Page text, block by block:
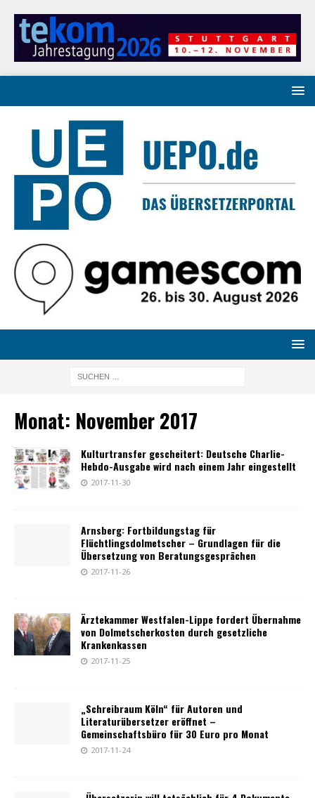
Monat: November 2017
Kulturtransfer gescheitert: Deutsche Charlie-
Hebdo-Ausgabe wird nach einem Jahr eingestellt
2017-11-30
Arnsberg: Fortbildungstag für
Flüchtlingsdolmetscher – Grundlagen für die
Übersetzung von Beratungsgesprächen
2017-11-26
Ärztekammer Westfalen-Lippe fordert Übernahme
von Dolmetscherkosten durch gesetzliche
Krankenkassen
2017-11-25
„Schreibraum Köln“ für Autoren und
Literaturübersetzer eröffnet –
Gemeinschaftsbüro für 30 Euro pro Monat
2017-11-24